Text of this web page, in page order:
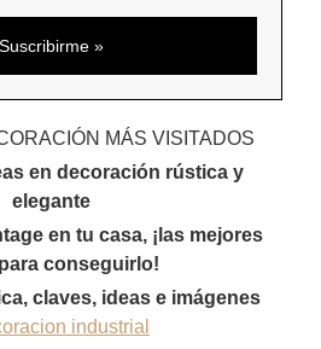
MÁS VISITADOS
en decoración rústica y
elegante
en tu casa, ¡las mejores
conseguirlo!
claves, ideas e imágenes